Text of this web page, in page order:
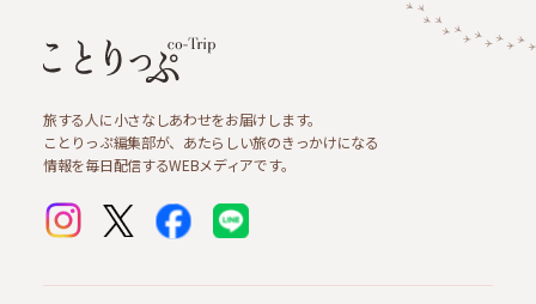
旅する人に小さなしあわせをお届けします。
ことりっぷ編集部が、あたらしい旅のきっかけになる
情報を毎日配信するWEBメディアです。